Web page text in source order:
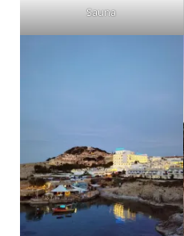
Sauna